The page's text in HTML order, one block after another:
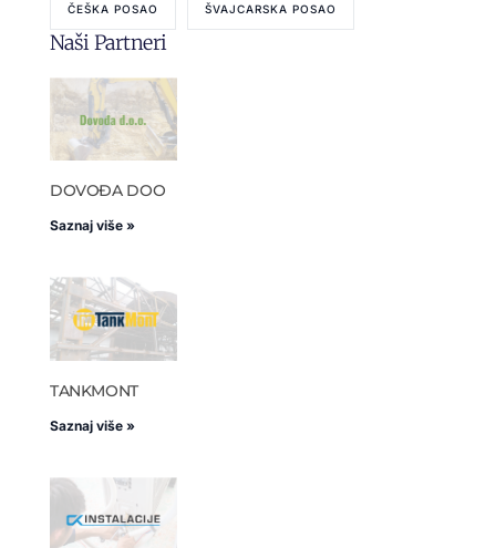
ČEŠKA POSAO ŠVAJCARSKA POSAO
Naši Partneri
DOVOĐA DOO
Saznaj više »
TANKMONT
Saznaj više »